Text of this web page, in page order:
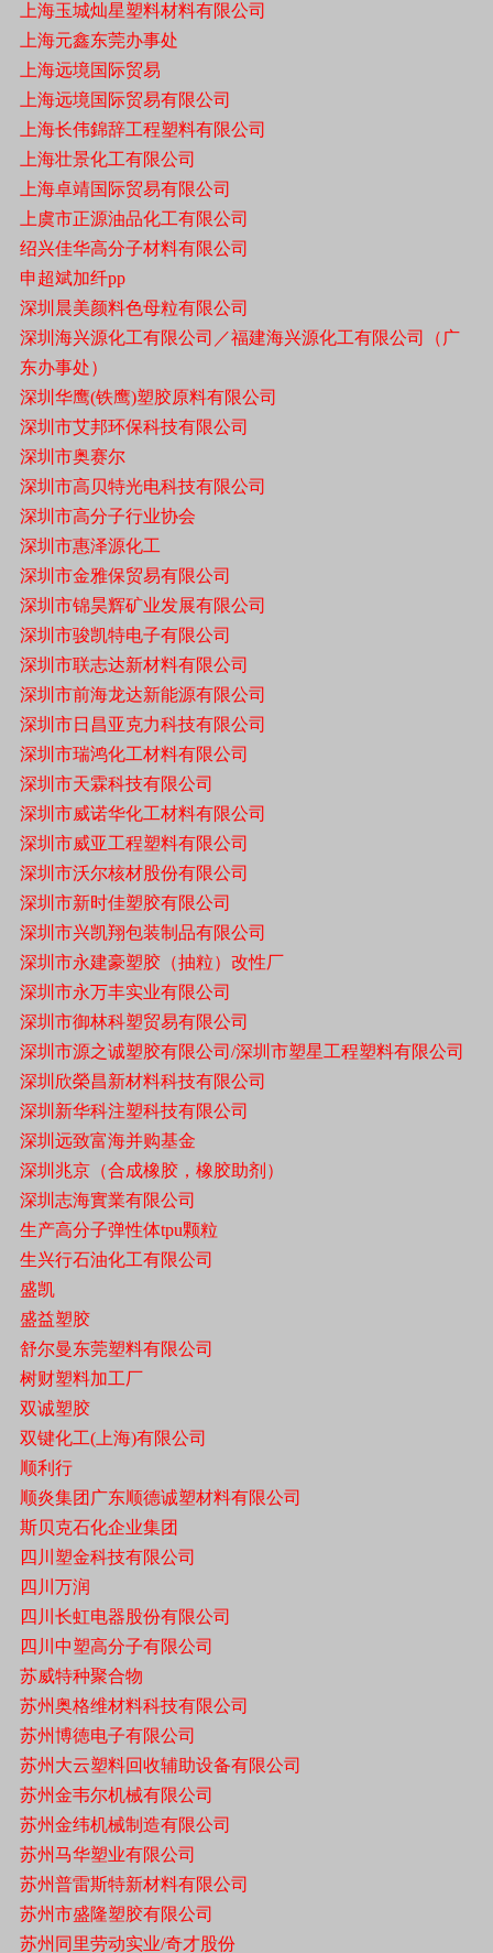
上海玉城灿星塑料材料有限公司
上海元鑫东莞办事处
上海远境国际贸易
上海远境国际贸易有限公司
上海长伟錦辞工程塑料有限公司
上海壮景化工有限公司
上海卓靖国际贸易有限公司
上虞市正源油品化工有限公司
绍兴佳华高分子材料有限公司
申超斌加纤pp
深圳晨美颜料色母粒有限公司
深圳海兴源化工有限公司／福建海兴源化工有限公司（广
东办事处）
深圳华鹰(铁鹰)塑胶原料有限公司
深圳市艾邦环保科技有限公司
深圳市奥赛尔
深圳市高贝特光电科技有限公司
深圳市高分子行业协会
深圳市惠泽源化工
深圳市金雅保贸易有限公司
深圳市锦昊辉矿业发展有限公司
深圳市骏凯特电子有限公司
深圳市联志达新材料有限公司
深圳市前海龙达新能源有限公司
深圳市日昌亚克力科技有限公司
深圳市瑞鸿化工材料有限公司
深圳市天霖科技有限公司
深圳市威诺华化工材料有限公司
深圳市威亚工程塑料有限公司
深圳市沃尔核材股份有限公司
深圳市新时佳塑胶有限公司
深圳市兴凯翔包装制品有限公司
深圳市永建豪塑胶（抽粒）改性厂
深圳市永万丰实业有限公司
深圳市御林科塑贸易有限公司
深圳市源之诚塑胶有限公司/深圳市塑星工程塑料有限公司
深圳欣榮昌新材料科技有限公司
深圳新华科注塑科技有限公司
深圳远致富海并购基金
深圳兆京（合成橡胶，橡胶助剂）
深圳志海實業有限公司
生产高分子弹性体tpu颗粒
生兴行石油化工有限公司
盛凯
盛益塑胶
舒尔曼东莞塑料有限公司
树财塑料加工厂
双诚塑胶
双键化工(上海)有限公司
顺利行
顺炎集团广东顺德诚塑材料有限公司
斯贝克石化企业集团
四川塑金科技有限公司
四川万润
四川长虹电器股份有限公司
四川中塑高分子有限公司
苏威特种聚合物
苏州奥格维材料科技有限公司
苏州博徳电子有限公司
苏州大云塑料回收辅助设备有限公司
苏州金韦尔机械有限公司
苏州金纬机械制造有限公司
苏州马华塑业有限公司
苏州普雷斯特新材料有限公司
苏州市盛隆塑胶有限公司
苏州同里劳动实业/奇才股份